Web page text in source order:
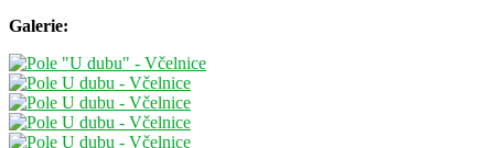
Galerie: